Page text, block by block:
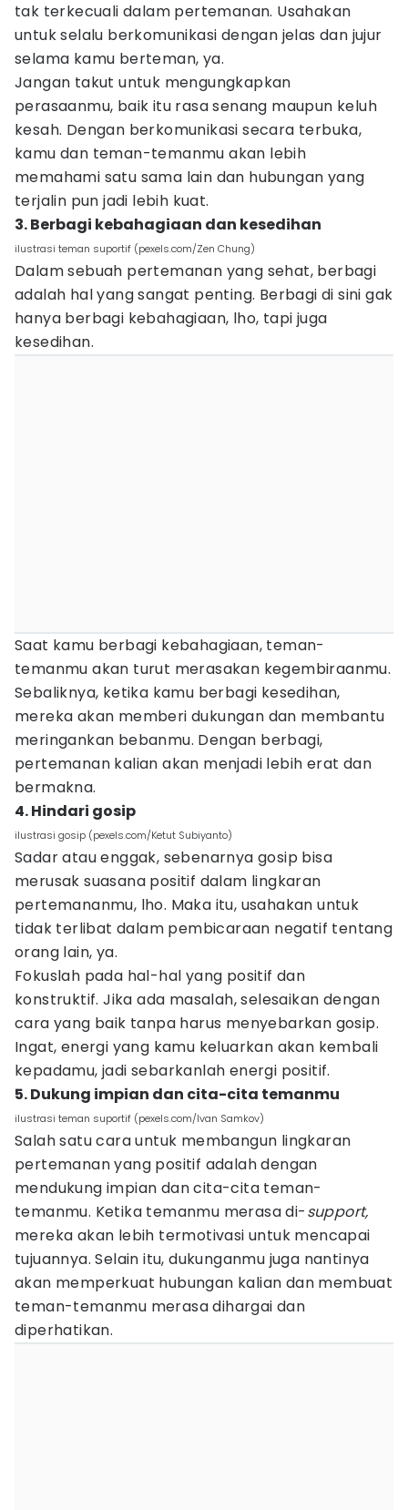
tak terkecuali dalam pertemanan. Usahakan
untuk selalu berkomunikasi dengan jelas dan jujur
selama kamu berteman, ya.
Jangan takut untuk mengungkapkan
perasaanmu, baik itu rasa senang maupun keluh
kesah. Dengan berkomunikasi secara terbuka,
kamu dan teman-temanmu akan lebih
memahami satu sama lain dan hubungan yang
terjalin pun jadi lebih kuat.
3. Berbagi kebahagiaan dan kesedihan
ilustrasi teman suportif (pexels.com/Zen Chung)
Dalam sebuah pertemanan yang sehat, berbagi
adalah hal yang sangat penting. Berbagi di sini gak
hanya berbagi kebahagiaan, lho, tapi juga
kesedihan.
Saat kamu berbagi kebahagiaan, teman-
temanmu akan turut merasakan kegembiraanmu.
Sebaliknya, ketika kamu berbagi kesedihan,
mereka akan memberi dukungan dan membantu
meringankan bebanmu. Dengan berbagi,
pertemanan kalian akan menjadi lebih erat dan
bermakna.
4. Hindari gosip
ilustrasi gosip (pexels.com/Ketut Subiyanto)
Sadar atau enggak, sebenarnya gosip bisa
merusak suasana positif dalam lingkaran
pertemananmu, lho. Maka itu, usahakan untuk
tidak terlibat dalam pembicaraan negatif tentang
orang lain, ya.
Fokuslah pada hal-hal yang positif dan
konstruktif. Jika ada masalah, selesaikan dengan
cara yang baik tanpa harus menyebarkan gosip.
Ingat, energi yang kamu keluarkan akan kembali
kepadamu, jadi sebarkanlah energi positif.
5. Dukung impian dan cita-cita temanmu
ilustrasi teman suportif (pexels.com/Ivan Samkov)
Salah satu cara untuk membangun lingkaran
pertemanan yang positif adalah dengan
mendukung impian dan cita-cita teman-
temanmu. Ketika temanmu merasa di-support,
mereka akan lebih termotivasi untuk mencapai
tujuannya. Selain itu, dukunganmu juga nantinya
akan memperkuat hubungan kalian dan membuat
teman-temanmu merasa dihargai dan
diperhatikan.